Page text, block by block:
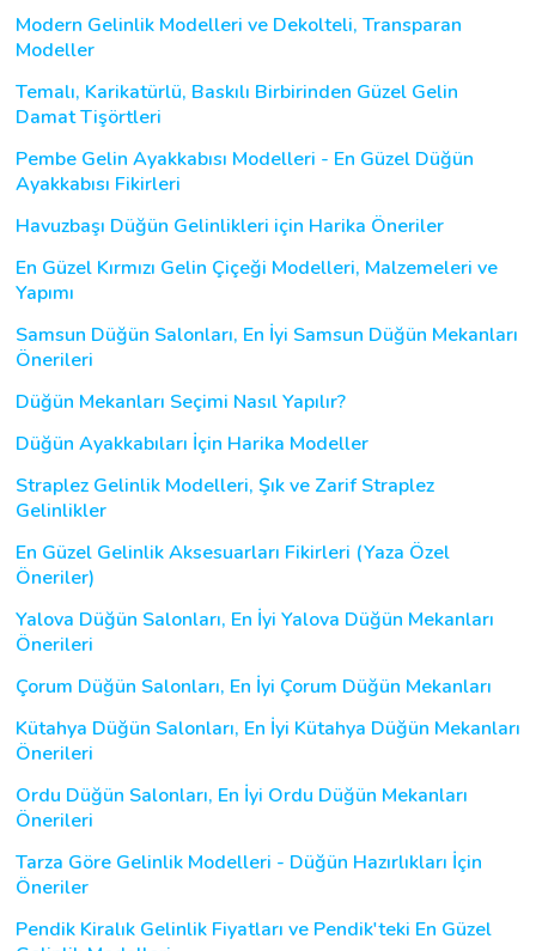
Modern Gelinlik Modelleri ve Dekolteli, Transparan
Modeller
Temalı, Karikatürlü, Baskılı Birbirinden Güzel Gelin
Damat Tişörtleri
Pembe Gelin Ayakkabısı Modelleri - En Güzel Düğün
Ayakkabısı Fikirleri
Havuzbaşı Düğün Gelinlikleri için Harika Öneriler
En Güzel Kırmızı Gelin Çiçeği Modelleri, Malzemeleri ve
Yapımı
Samsun Düğün Salonları, En İyi Samsun Düğün Mekanları
Önerileri
Düğün Mekanları Seçimi Nasıl Yapılır?
Düğün Ayakkabıları İçin Harika Modeller
Straplez Gelinlik Modelleri, Şık ve Zarif Straplez
Gelinlikler
En Güzel Gelinlik Aksesuarları Fikirleri (Yaza Özel
Öneriler)
Yalova Düğün Salonları, En İyi Yalova Düğün Mekanları
Önerileri
Çorum Düğün Salonları, En İyi Çorum Düğün Mekanları
Kütahya Düğün Salonları, En İyi Kütahya Düğün Mekanları
Önerileri
Ordu Düğün Salonları, En İyi Ordu Düğün Mekanları
Önerileri
Tarza Göre Gelinlik Modelleri - Düğün Hazırlıkları İçin
Öneriler
Pendik Kiralık Gelinlik Fiyatları ve Pendik'teki En Güzel